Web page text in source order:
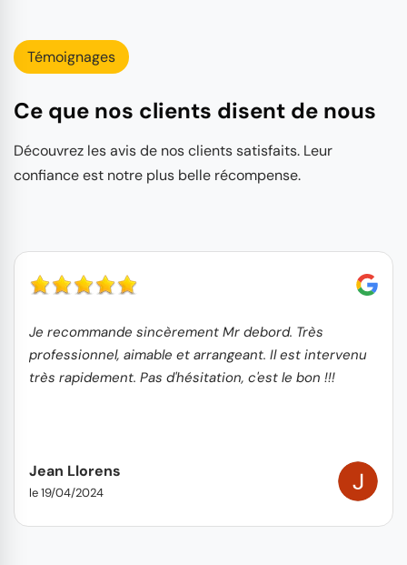
Témoignages
Ce que nos clients disent de nous
Découvrez les avis de nos clients satisfaits. Leur
confiance est notre plus belle récompense.
Je recommande sincèrement Mr debord. Très
professionnel, aimable et arrangeant. Il est intervenu
très rapidement. Pas d'hésitation, c'est le bon !!!
Jean Llorens
le 19/04/2024